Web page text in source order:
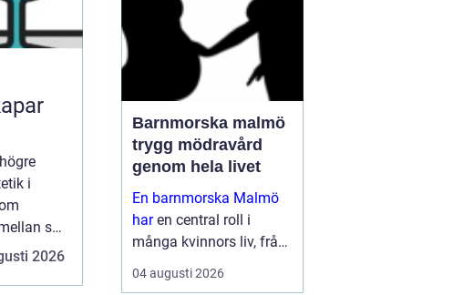
i
sol
2026
Barnmorska malmö
trygg mödravård
genom hela livet
En barnmorska Malmö
haren central roll i
många kvinnors liv, från
preventivmedelsrådgivni
04 augusti 2026